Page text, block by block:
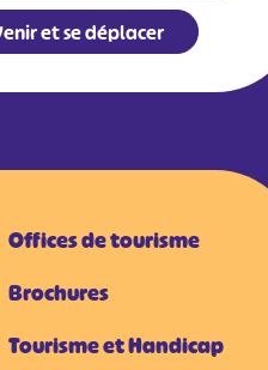
et se déplacer
Offices de tourisme
Brochures
Tourisme et Handicap